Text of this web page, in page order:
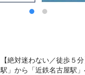
【絶対迷わない／徒歩５
駅」から「近鉄名古屋駅